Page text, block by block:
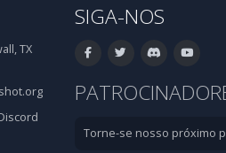
TX
SIGA-NOS
Torne-se nosso próximo